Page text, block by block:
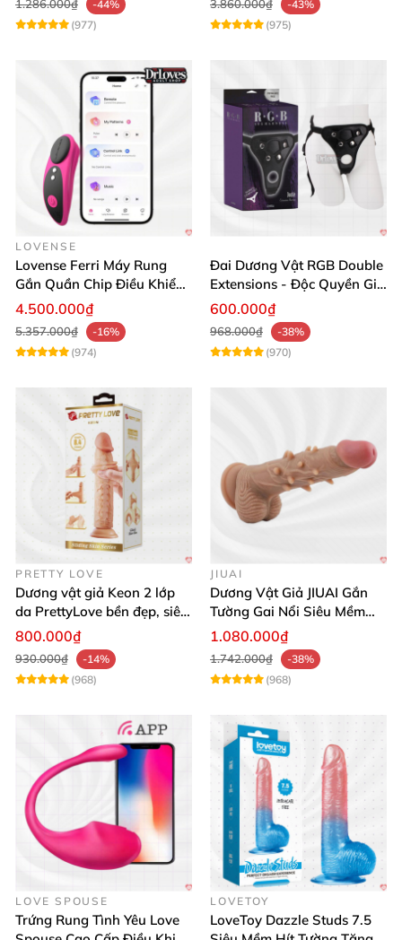
1.286.000₫
-44%
(977)
3.860.000₫
-43%
(975)
LOVENSE
Lovense Ferri Máy Rung
Gắn Quần Chip Điều Khiển
App Tăng Hưng Phấn
4.500.000₫
5.357.000₫
-16%
(974)
Đai Dương Vật RGB Double
Extensions - Độc Quyền Giá
Sốc
600.000₫
968.000₫
-38%
(970)
PRETTY LOVE
Dương vật giả Keon 2 lớp
da PrettyLove bền đẹp, siêu
mềm mại
800.000₫
930.000₫
-14%
(968)
JIUAI
Dương Vật Giả JIUAI Gắn
Tường Gai Nổi Siêu Mềm
Thoải Mái Mua Ngay
1.080.000₫
1.742.000₫
-38%
(968)
LOVE SPOUSE
Trứng Rung Tình Yêu Love
LOVETOY
LoveToy Dazzle Studs 7.5